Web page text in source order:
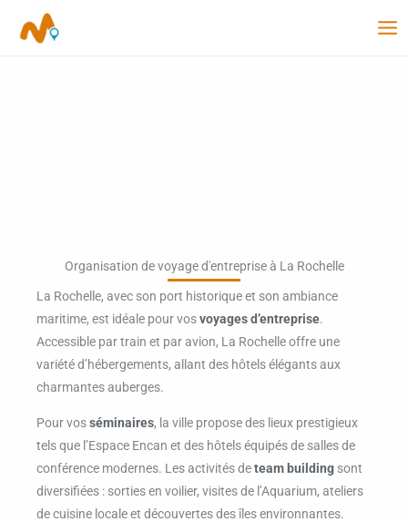
Organisation de voyage d'entreprise à La Rochelle
La Rochelle, avec son port historique et son ambiance
maritime, est idéale pour vosvoyages d’entreprise.
Accessible par train et par avion, La Rochelle offre une
variété d’hébergements, allant des hôtels élégants aux
charmantes auberges.
Pour vosséminaires, la ville propose des lieux prestigieux
tels que l’Espace Encan et des hôtels équipés de salles de
conférence modernes. Les activités deteam building sont
diversifiées : sorties en voilier, visites de l’Aquarium, ateliers
de cuisine locale et découvertes des îles environnantes.